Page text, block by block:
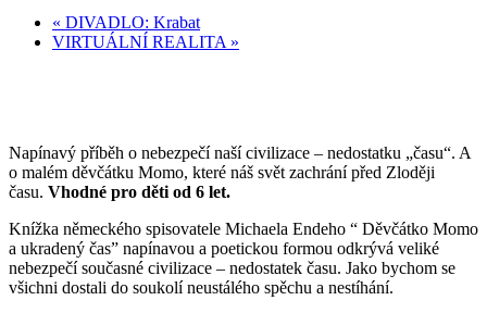
« DIVADLO: Krabat
VIRTUÁLNÍ REALITA »
Napínavý příběh o nebezpečí naší civilizace – nedostatku „času“. A
o malém děvčátku Momo, které náš svět zachrání před Zloději
času. Vhodné pro děti od 6 let.
Knížka německého spisovatele Michaela Endeho “ Děvčátko Momo
a ukradený čas” napínavou a poetickou formou odkrývá veliké
nebezpečí současné civilizace – nedostatek času. Jako bychom se
všichni dostali do soukolí neustálého spěchu a nestíhání.